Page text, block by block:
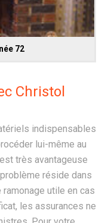
72
Christol
indispensables
lui-même au
très avantageuse
réside dans
ramonage utile en cas
les assurances ne